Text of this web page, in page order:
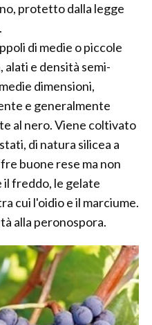
protetto dalla legge
di medie o piccole
alati e densità semi-
dimensioni,
e generalmente
al nero. Viene coltivato
di natura silicea a
buone rese ma non
freddo, le gelate
cui l'oidio e il marciume.
alla peronospora.